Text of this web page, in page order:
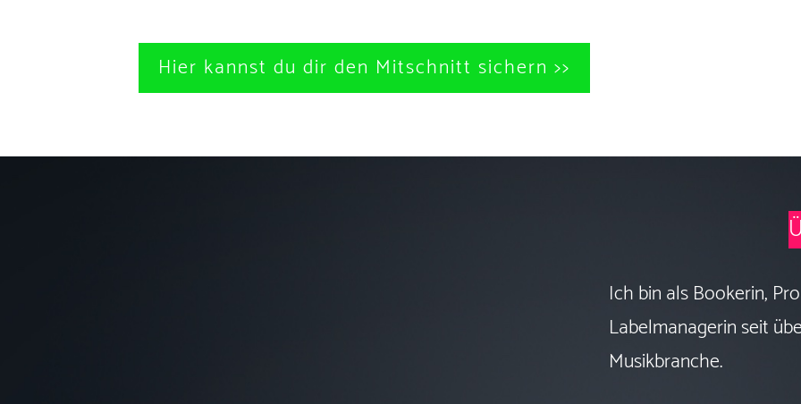
Hier kannst du dir den Mitschnitt sichern >>
Ich bin als Bookerin,
Labelmanagerin seit
Musikbranche.